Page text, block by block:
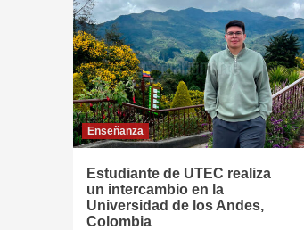
Enseñanza
Estudiante de UTEC realiza
un intercambio en la
Universidad de los Andes,
Colombia